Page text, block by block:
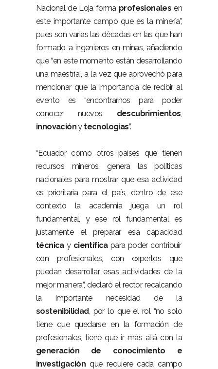
Nacional de Loja forma profesionales en
este importante campo que es la minería”,
pues son varias las décadas en las que han
formado a ingenieros en minas, añadiendo
que “en este momento están desarrollando
una maestría”, a la vez que aprovechó para
mencionar que la importancia de recibir al
evento es “encontrarnos para poder
conocer nuevos descubrimientos,
innovacióny tecnologías”.
“Ecuador, como otros países que tienen
recursos mineros, genera las políticas
nacionales para mostrar que esa actividad
es prioritaria para el país, dentro de ese
contexto la academia juega un rol
fundamental, y ese rol fundamental es
justamente el preparar esa capacidad
técnicay científicapara poder contribuir
con profesionales, con expertos que
puedan desarrollar esas actividades de la
mejor manera”, declaró el rector, recalcando
la importante necesidad de la
sostenibilidad, por lo que el rol “no solo
tiene que quedarse en la formación de
profesionales, tiene que ir más allá con la
generación de conocimiento e
investigación que requiere cada campo